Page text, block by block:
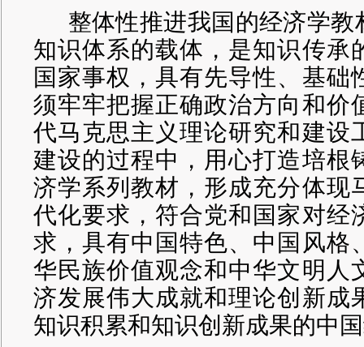
整体性推进我国的经济学
知识体系的载体，是知识传承
国家事权，具有先导性、基础
须牢牢把握正确政治方向和价
代马克思主义理论研究和建设
建设的过程中，用心打造培根
济学系列教材，形成充分体现
代化要求，符合党和国家对经
求，具有中国特色、中国风格
华民族价值观念和中华文明人
济发展伟大成就和理论创新成
知识积累和知识创新成果的中